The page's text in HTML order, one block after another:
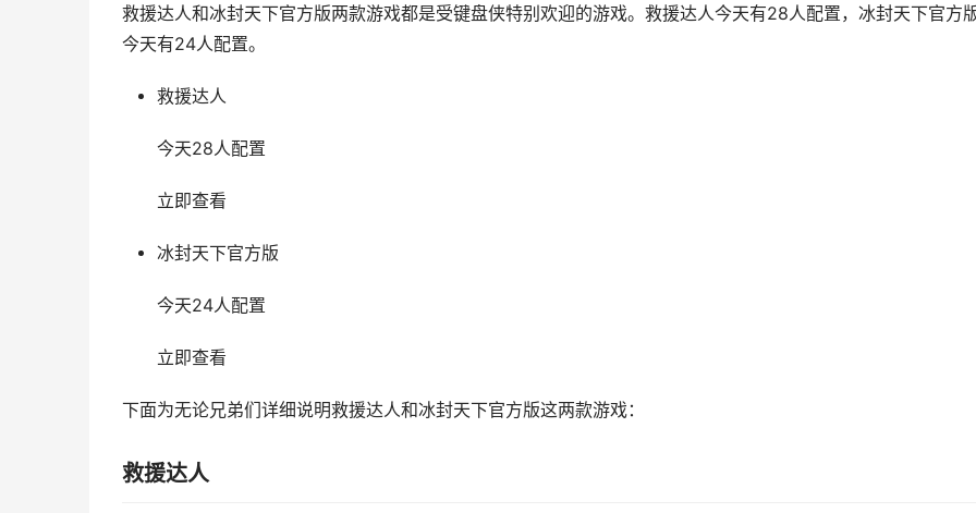
救援达人和冰封天下官方版两款游戏都是受键盘侠特别欢迎的游戏。救援达人今天有28人配置，冰封天下官方
今天有24人配置。
救援达人
今天28人配置
立即查看
冰封天下官方版
今天24人配置
立即查看
下面为无论兄弟们详细说明救援达人和冰封天下官方版这两款游戏：
救援达人